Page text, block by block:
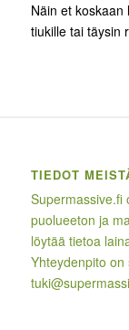
Näin et koskaan
tiukille tai täysin
TIEDOT
Supermassive.fi
puolueeton ja
löytää tietoa
Yhteydenpito